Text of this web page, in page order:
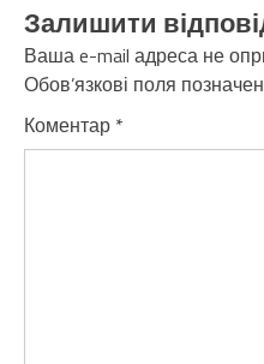
Залишити
Ваша e-mail адреса не
Обов’язкові поля
Коментар *